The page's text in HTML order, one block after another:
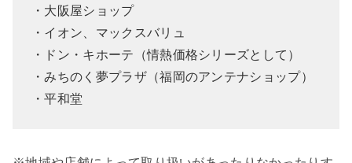
・大阪屋ショップ
・イオン、マックスバリュ
・ドン・キホーテ（情熱価格シリーズとして）
・みちのく夢プラザ（福岡のアンテナショップ）
・平和堂